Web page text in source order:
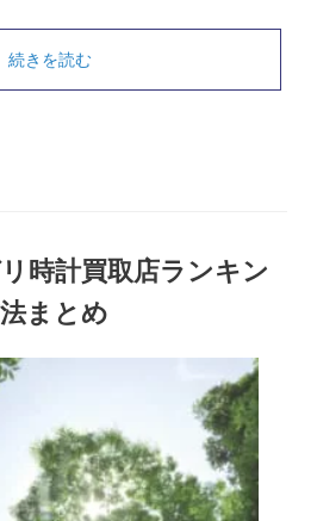
続きを読む
時計買取店ランキン
まとめ